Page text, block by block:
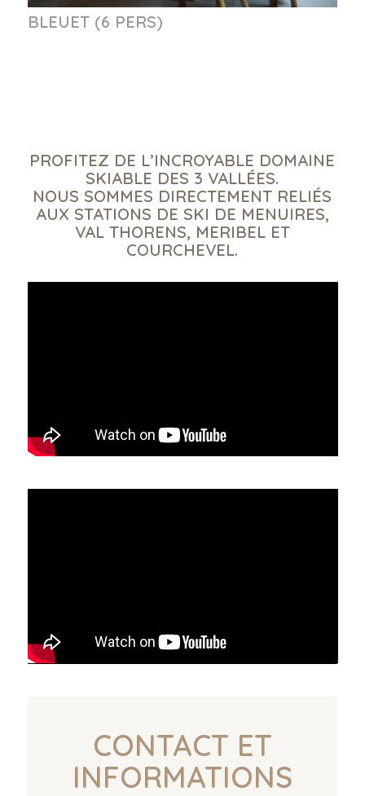
BLEUET (6 PERS)
PROFITEZ DE L’INCROYABLE DOMAINE
SKIABLE DES 3 VALLÉES.
NOUS SOMMES DIRECTEMENT RELIÉS
AUX STATIONS DE SKI DE MENUIRES,
VAL THORENS, MERIBEL ET
COURCHEVEL.
CONTACT ET
INFORMATIONS